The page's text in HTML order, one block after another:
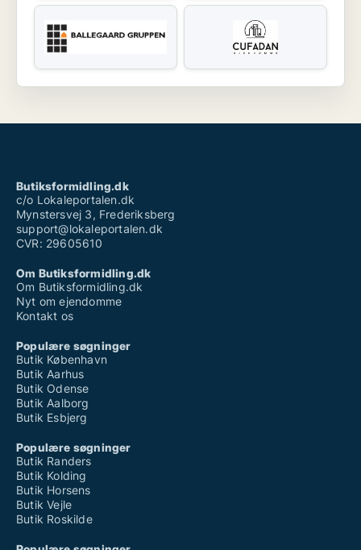
Butiksformidling.dk
c/o Lokaleportalen.dk
Mynstersvej 3, Frederiksberg
support@lokaleportalen.dk
CVR: 29605610
Om Butiksformidling.dk
Om Butiksformidling.dk
Nyt om ejendomme
Kontakt os
Populære søgninger
Butik København
Butik Aarhus
Butik Odense
Butik Aalborg
Butik Esbjerg
Populære søgninger
Butik Randers
Butik Kolding
Butik Horsens
Butik Vejle
Butik Roskilde